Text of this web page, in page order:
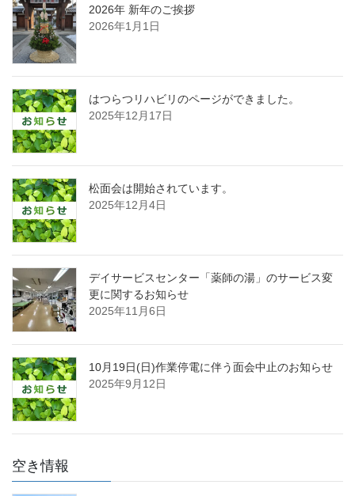
2026年 新年のご挨拶
2026年1月1日
はつらつリハビリのページができました。
2025年12月17日
松面会は開始されています。
2025年12月4日
デイサービスセンター「薬師の湯」のサービス変
更に関するお知らせ
2025年11月6日
10月19日(日)作業停電に伴う面会中止のお知らせ
2025年9月12日
空き情報